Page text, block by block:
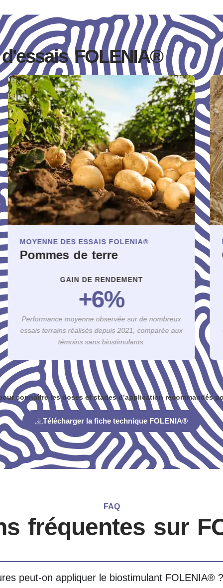
FOLENIA®
MOYENNE DES ESSAIS FOLENIA®
Céréales à pailles
GAIN DE RENDEMENT
+4%
Performance moyenne observée sur de nombreux
essais terrains réalisés depuis 2021, comparée aux
témoins sans biostimulants.
connaître les doses et stades d’application recommandés
Télécharger la fiche technique FOLENIA®
FAQ
fréquentes sur
peut-on appliquer le biostimulant FOLENIA® ?